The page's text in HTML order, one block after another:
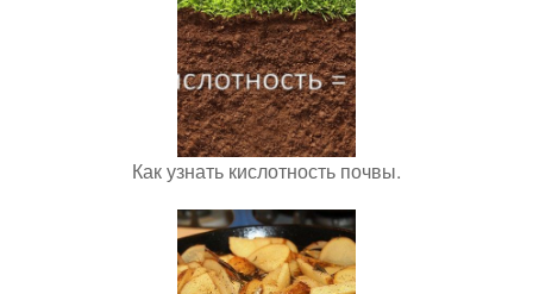
Как узнать кислотность почвы.